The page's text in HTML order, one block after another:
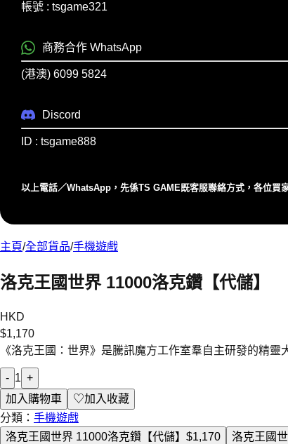
帳號 : tsgame321
商務合作 WhatsApp
(港澳) 6099 5824
Discord
ID : tsgame888
以上電話／WhatsApp，先係TS GAME既客服聯絡⽅式，各位買
主頁/全部貨品/手機遊戲
洛克王國世界 11000洛克鑽【代儲】
HKD
$1,170
《洛克王國：世界》是騰訊魔方工作室羣自主研發的精靈
- 1 +
加入購物車
♡加入收藏
分類： 手機遊戲
洛克王國世界 11000洛克鑽【代儲】 $1,170 洛克王國